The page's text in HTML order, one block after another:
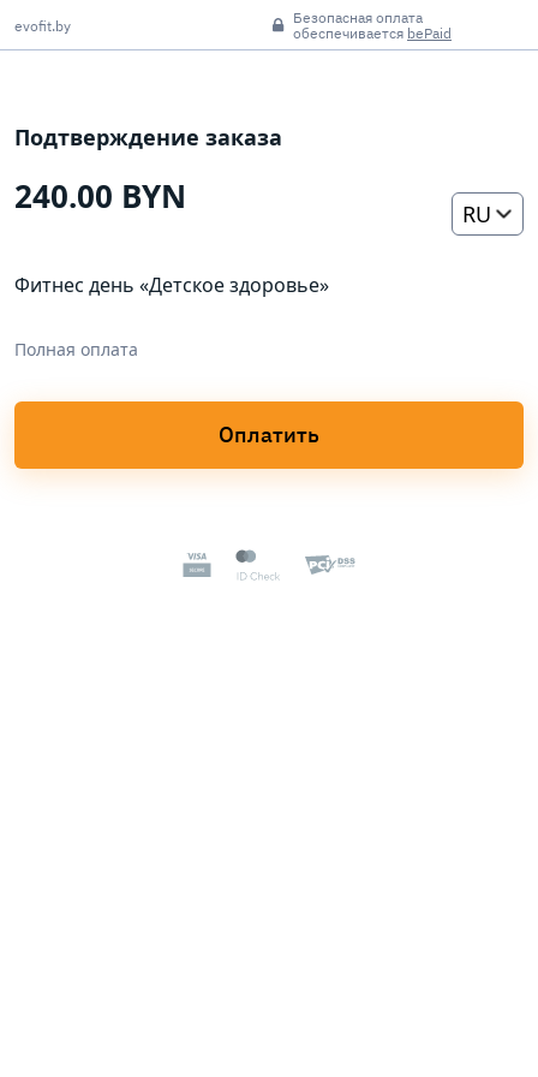
evofit.by
Безопасная оплата
обеспечивается bePaid
Подтверждение заказа
240.00 BYN RU
Фитнес день «Детское здоровье»
Полная оплата
Оплатить